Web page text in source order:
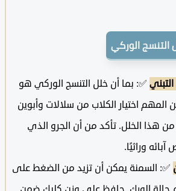
الوركي
✅: بما أن خلل التنسج الوركي هو
اختيار الكلاب من سلالات وأبوين
الخلل. تأكد من أن الجرو الذي
يمكن أن تزيد من الضغط على